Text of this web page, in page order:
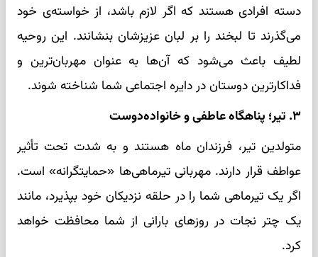
دسته افرادی هستند که اگر لازم باشد، از خواسته‌ی خود
می‌گذرند تا لبخند را بر لبان عزیزشان بنشانند. این روحیه
لطیف باعث می‌شود که آن‌ها به عنوان مهربان‌ترین و
فداکارترین دوستان در دایره اجتماعی شما شناخته شوند.
۳. تیر؛ پناهگاه عاطفی و خانواده‌دوست
متولدین تیر، فرزندان ماه هستند و به شدت تحت تأثیر
عواطف قرار دارند. مهربانی تیرماهی‌ها «حمایتگرانه» است.
اگر یک تیرماهی شما را در حلقه نزدیکان خود بپذیرد، مانند
یک چتر نجات در روزهای بارانی از شما محافظت خواهد
کرد.